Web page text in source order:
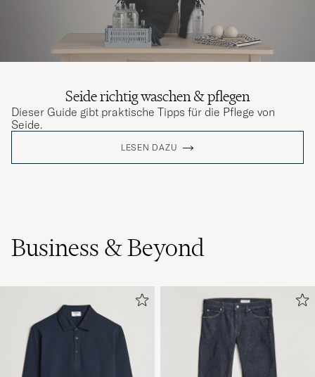
Seide richtig waschen & pflegen
Dieser Guide gibt praktische Tipps für die Pflege von
Seide.
LESEN DAZU
Business & Beyond